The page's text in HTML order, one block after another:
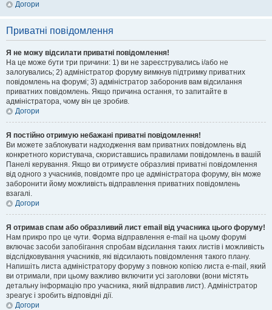
Догори
Приватні повідомлення
Я не можу відсилати приватні повідомлення!
На це може бути три причини: 1) ви не зареєструвались і/або не
залогувались; 2) адміністратор форуму вимкнув підтримку приватних
повідомлень на форумі; 3) адміністратор заборонив вам відсилання
приватних повідомлень. Якщо причина остання, то запитайте в
адміністратора, чому він це зробив.
Догори
Я постійно отримую небажані приватні повідомлення!
Ви можете заблокувати надходження вам приватних повідомлень від
конкретного користувача, скориставшись правилами повідомлень в вашій
Панелі керування. Якщо ви отримуєте образливі приватні повідомлення
від одного з учасників, повідомте про це адміністратора форуму, він може
заборонити йому можливість відправлення приватних повідомлень
взагалі.
Догори
Я отримав спам або образливий лист email від учасника цього форуму!
Нам прикро про це чути. Форма відправлення e-mail на цьому форумі
включає засоби запобігання спробам відсилання таких листів і можливість
відслідковування учасників, які відсилають повідомлення такого плану.
Напишіть листа адміністратору форуму з повною копією листа e-mail, який
ви отримали, при цьому важливо включити усі заголовки (вони містять
детальну інформацію про учасника, який відправив лист). Адміністратор
зреагує і зробить відповідні дії.
Догори